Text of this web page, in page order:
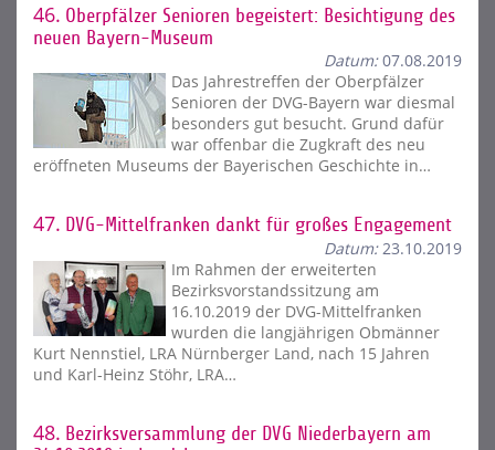
46. Oberpfälzer Senioren begeistert: Besichtigung des
neuen Bayern-Museum
Datum:07.08.2019
Das Jahrestreffen der Oberpfälzer
Senioren der DVG-Bayern war diesmal
besonders gut besucht. Grund dafür
war offenbar die Zugkraft des neu
eröffneten Museums der Bayerischen Geschichte in…
47. DVG-Mittelfranken dankt für großes Engagement
Datum:23.10.2019
Im Rahmen der erweiterten
Bezirksvorstandssitzung am
16.10.2019 der DVG-Mittelfranken
wurden die langjährigen Obmänner
Kurt Nennstiel, LRA Nürnberger Land, nach 15 Jahren
und Karl-Heinz Stöhr, LRA…
48. Bezirksversammlung der DVG Niederbayern am